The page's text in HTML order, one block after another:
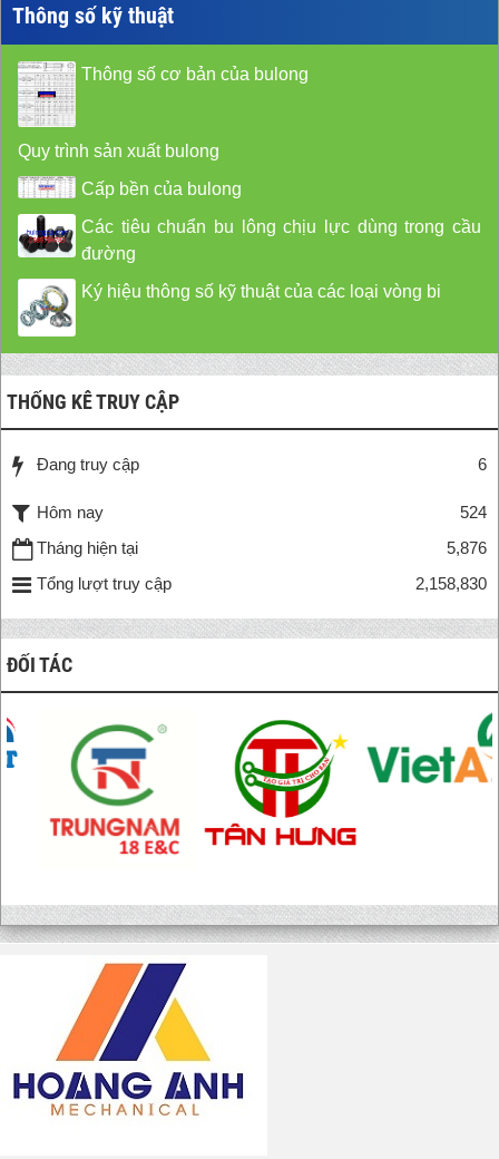
Thông số kỹ thuật
Thông số cơ bản của bulong
Quy trình sản xuất bulong
Cấp bền của bulong
Các tiêu chuẩn bu lông chịu lực dùng trong cầu
đường
Ký hiệu thông số kỹ thuật của các loại vòng bi
THỐNG KÊ TRUY CẬP
Đang truy cập 6
Hôm nay
524
Tháng hiện tại
5,876
Tổng lượt truy cập
2,158,830
ĐỐI TÁC